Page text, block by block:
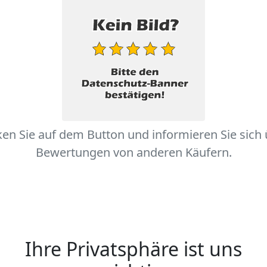
Sie auf dem Button und informieren Sie sich
Bewertungen von anderen Käufern.
Ihre Privatsphäre ist uns